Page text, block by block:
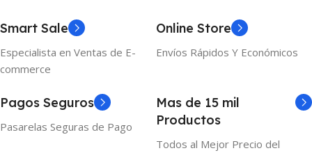
Smart Sale
Especialista en Ventas de E-
commerce
Online Store
Envíos Rápidos Y Económicos
Pagos Seguros
Pasarelas Seguras de Pago
Mas de 15 mil
Productos
Todos al Mejor Precio del